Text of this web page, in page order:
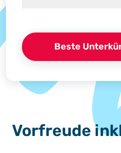
Beste
Vorfreude